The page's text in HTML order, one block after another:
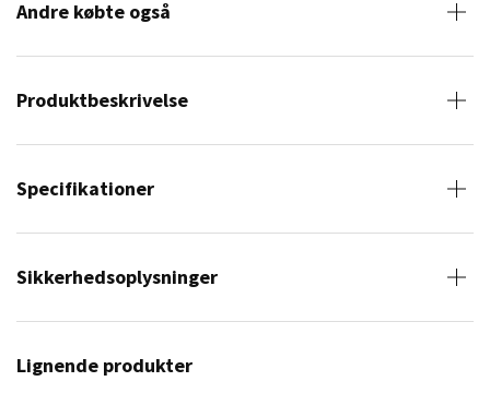
Andre købte også
Produktbeskrivelse
Specifikationer
Sikkerhedsoplysninger
Lignende produkter